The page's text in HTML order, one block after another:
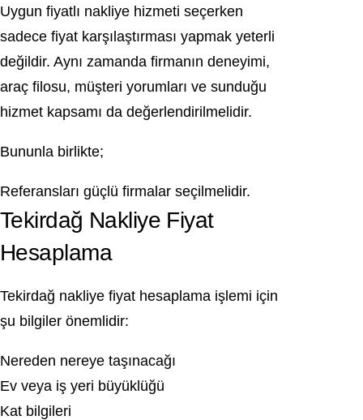
Uygun fiyatlı nakliye hizmeti seçerken
sadece fiyat karşılaştırması yapmak yeterli
değildir. Aynı zamanda firmanın deneyimi,
araç filosu, müşteri yorumları ve sunduğu
hizmet kapsamı da değerlendirilmelidir.
Bununla birlikte;
Referansları güçlü firmalar seçilmelidir.
Tekirdağ Nakliye Fiyat
Hesaplama
Tekirdağ nakliye fiyat hesaplama işlemi için
şu bilgiler önemlidir:
Nereden nereye taşınacağı
Ev veya iş yeri büyüklüğü
Kat bilgileri